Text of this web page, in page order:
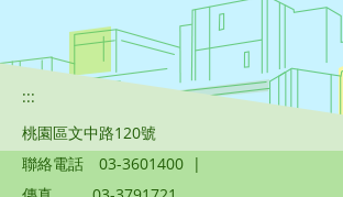
:::
桃園區文中路120號
聯絡電話
03-3601400 |